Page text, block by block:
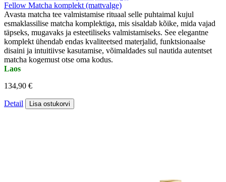
Fellow Matcha komplekt (mattvalge)
Avasta matcha tee valmistamise rituaal selle puhtaimal kujul
esmaklassilise matcha komplektiga, mis sisaldab kõike, mida vajad
täpseks, mugavaks ja esteetiliseks valmistamiseks. See elegantne
komplekt ühendab endas kvaliteetsed materjalid, funktsionaalse
disaini ja intuitiivse kasutamise, võimaldades sul nautida autentset
matcha kogemust otse oma kodus.
Laos
134,90 €
Detail Lisa ostukorvi